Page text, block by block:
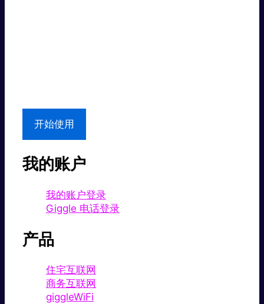
开始使用
我的账户
我的账户登录
Giggle 电话登录
产品
住宅互联网
商务互联网
giggleWiFi